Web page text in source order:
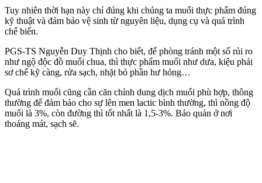
Tuy nhiên thời hạn này chỉ đúng khi chúng ta muối thực phẩm đúng
kỹ thuật và đảm bảo vệ sinh từ nguyên liệu, dụng cụ và quá trình
chế biến.
PGS-TS Nguyễn Duy Thịnh cho biết, để phòng tránh một số rủi ro
như ngộ độc đồ muối chua, thì thực phẩm muối như dưa, kiệu phải
sơ chế kỹ càng, rửa sạch, nhặt bỏ phần hư hỏng…
Quá trình muối cũng cần căn chỉnh dung dịch muối phù hợp, thông
thường để đảm bảo cho sự lên men lactic bình thường, thì nồng độ
muối là 3%, còn đường thì tốt nhất là 1,5-3%. Bảo quản ở nơi
thoáng mát, sạch sẽ.